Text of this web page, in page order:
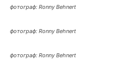
фотограф: Ronny Behnert
фотограф: Ronny Behnert
фотограф: Ronny Behnert